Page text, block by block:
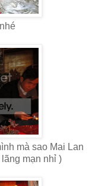
mà sao Mai Lan
mạn nhỉ )